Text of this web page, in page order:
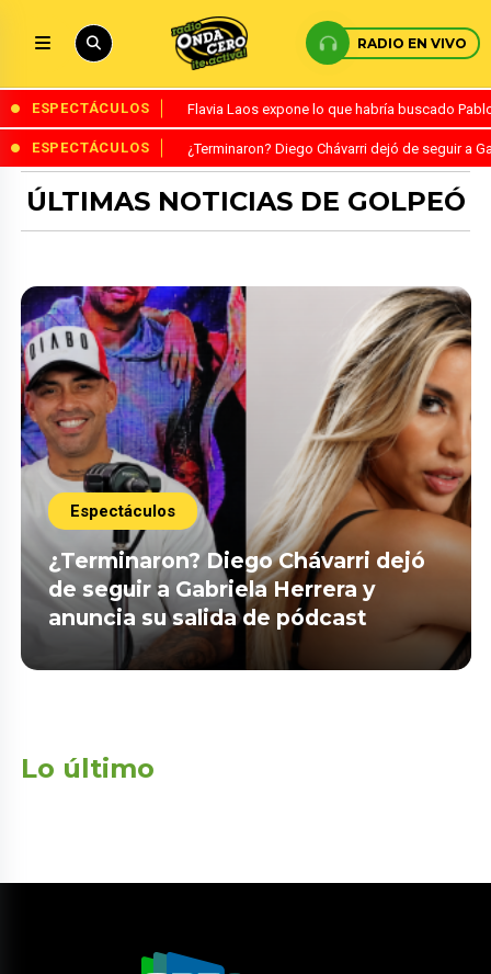
RADIO EN VIVO
ESPECTÁCULOS Flavia Laos expone lo que habría buscado
ESPECTÁCULOS ¿Terminaron? Diego Chávarri dejó de seguir a
ÚLTIMAS NOTICIAS DE GOLPEÓ
Espectáculos
¿Terminaron? Diego Chávarri dejó
de seguir a Gabriela Herrera y
anuncia su salida de pódcast
Lo último